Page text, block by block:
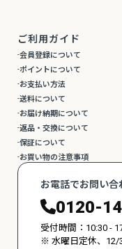
ご利用ガイド
会員登録について
ポイントについて
お支払い方法
送料について
お届け納期について
返品・交換について
保証について
お買い物の注意事項
お電話でお問い合
0120-
受付時間：10:30 -
※ 水曜日定休、12/